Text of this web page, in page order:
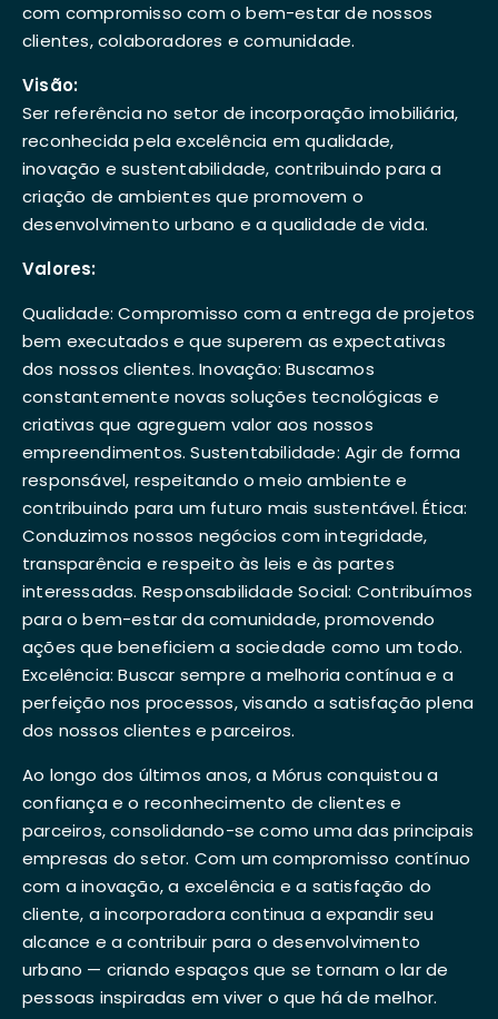
com compromisso com o bem-estar de nossos
clientes, colaboradores e comunidade.
Visão:
Ser referência no setor de incorporação imobiliária,
reconhecida pela excelência em qualidade,
inovação e sustentabilidade, contribuindo para a
criação de ambientes que promovem o
desenvolvimento urbano e a qualidade de vida.
Valores:
Qualidade: Compromisso com a entrega de projetos
bem executados e que superem as expectativas
dos nossos clientes. Inovação: Buscamos
constantemente novas soluções tecnológicas e
criativas que agreguem valor aos nossos
empreendimentos. Sustentabilidade: Agir de forma
responsável, respeitando o meio ambiente e
contribuindo para um futuro mais sustentável. Ética:
Conduzimos nossos negócios com integridade,
transparência e respeito às leis e às partes
interessadas. Responsabilidade Social: Contribuímos
para o bem-estar da comunidade, promovendo
ações que beneficiem a sociedade como um todo.
Excelência: Buscar sempre a melhoria contínua e a
perfeição nos processos, visando a satisfação plena
dos nossos clientes e parceiros.
Ao longo dos últimos anos, a Mórus conquistou a
confiança e o reconhecimento de clientes e
parceiros, consolidando-se como uma das principais
empresas do setor. Com um compromisso contínuo
com a inovação, a excelência e a satisfação do
cliente, a incorporadora continua a expandir seu
alcance e a contribuir para o desenvolvimento
urbano — criando espaços que se tornam o lar de
pessoas inspiradas em viver o que há de melhor.